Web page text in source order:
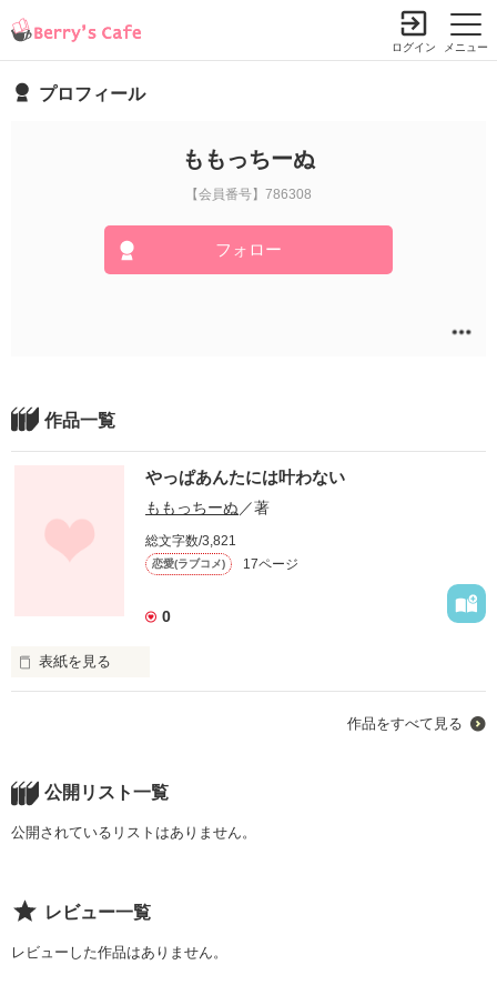
メニュー
ログイン
プロフィール
ももっちーぬ
【会員番号】786308
フォロー
作品一覧
やっぱあんたには叶わない
ももっちーぬ ／著
総文字数/3,821
恋愛(ラブコメ) 17ページ
0
表紙を見る
初、作品です！！！！！
読んでもらえるかはわかりませんが、
い！！！！！！！！！！
作品をすべて見る
公開リスト一覧
公開されているリストはありません。
レビュー一覧
レビューした作品はありません。